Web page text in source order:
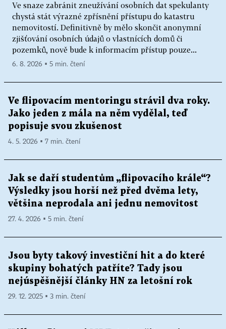
Ve snaze zabránit zneužívání osobních dat spekulanty
chystá stát výrazné zpřísnění přístupu do katastru
nemovitostí. Definitivně by mělo skončit anonymní
zjišťování osobních údajů o vlastnících domů či
pozemků, nově bude k informacím přístup pouze...
6. 8. 2026 ▪ 5 min. čtení
Ve flipovacím mentoringu strávil dva roky.
Jako jeden z mála na něm vydělal, teď
popisuje svou zkušenost
4. 5. 2026 ▪ 7 min. čtení
Jak se daří studentům „flipovacího krále“?
Výsledky jsou horší než před dvěma lety,
většina neprodala ani jednu nemovitost
27. 4. 2026 ▪ 5 min. čtení
Jsou byty takový investiční hit a do které
skupiny bohatých patříte? Tady jsou
nejúspěšnější články HN za letošní rok
29. 12. 2025 ▪ 3 min. čtení